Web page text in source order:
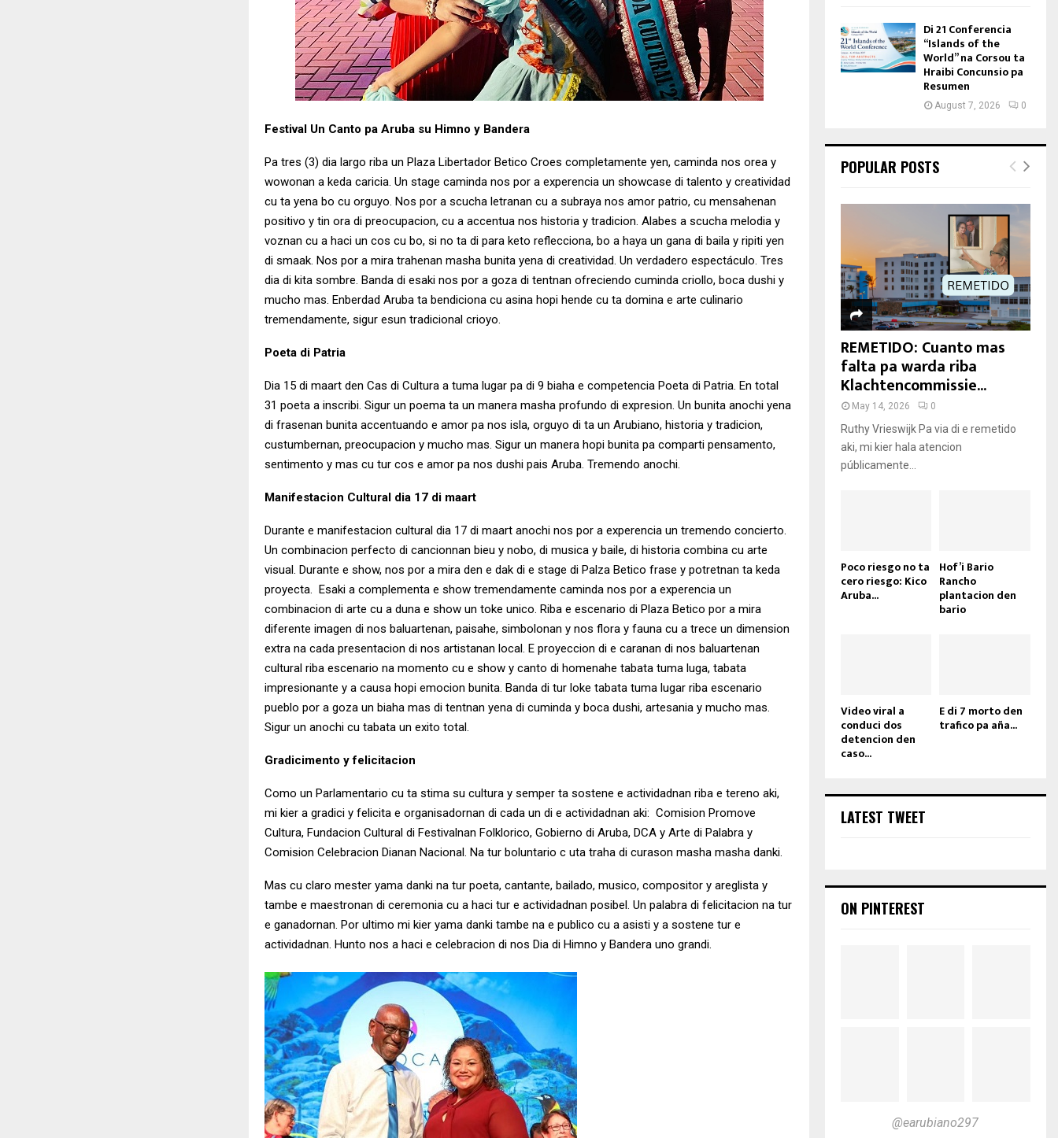
Festival Un Canto pa Aruba su Himno y Bandera
Pa tres (3) dia largo riba un Plaza Libertador Betico Croes completamente yen, caminda nos orea y
wowonan a keda caricia. Un stage caminda nos por a experencia un showcase di talento y creatividad
cu ta yena bo cu orguyo. Nos por a scucha letranan cu a subraya nos amor patrio, cu mensahenan
positivo y tin ora di preocupacion, cu a accentua nos historia y tradicion. Alabes a scucha melodia y
voznan cu a haci un cos cu bo, si no ta di para keto reflecciona, bo a haya un gana di baila y ripiti yen
di smaak. Nos por a mira trahenan masha bunita yena di creatividad. Un verdadero espectáculo. Tres
dia di kita sombre. Banda di esaki nos por a goza di tentnan ofreciendo cuminda criollo, boca dushi y
mucho mas. Enberdad Aruba ta bendiciona cu asina hopi hende cu ta domina e arte culinario
tremendamente, sigur esun tradicional crioyo.
Poeta di Patria
Dia 15 di maart den Cas di Cultura a tuma lugar pa di 9 biaha e competencia Poeta di Patria. En total
31 poeta a inscribi. Sigur un poema ta un manera masha profundo di expresion. Un bunita anochi yena
di frasenan bunita accentuando e amor pa nos isla, orguyo di ta un Arubiano, historia y tradicion,
custumbernan, preocupacion y mucho mas. Sigur un manera hopi bunita pa comparti pensamento,
sentimento y mas cu tur cos e amor pa nos dushi pais Aruba. Tremendo anochi.
Manifestacion Cultural dia 17 di maart
Durante e manifestacion cultural dia 17 di maart anochi nos por a experencia un tremendo concierto.
Un combinacion perfecto di cancionnan bieu y nobo, di musica y baile, di historia combina cu arte
visual. Durante e show, nos por a mira den e dak di e stage di Palza Betico frase y potretnan ta keda
proyecta. Esaki a complementa e show tremendamente caminda nos por a experencia un
combinacion di arte cu a duna e show un toke unico. Riba e escenario di Plaza Betico por a mira
diferente imagen di nos baluartenan, paisahe, simbolonan y nos flora y fauna cu a trece un dimension
extra na cada presentacion di nos artistanan local. E proyeccion di e caranan di nos baluartenan
cultural riba escenario na momento cu e show y canto di homenahe tabata tuma luga, tabata
impresionante y a causa hopi emocion bunita. Banda di tur loke tabata tuma lugar riba escenario
pueblo por a goza un biaha mas di tentnan yena di cuminda y boca dushi, artesania y mucho mas.
Sigur un anochi cu tabata un exito total.
Gradicimento y felicitacion
Como un Parlamentario cu ta stima su cultura y semper ta sostene e actividadnan riba e tereno aki,
mi kier a gradici y felicita e organisadornan di cada un di e actividadnan aki: Comision Promove
Cultura, Fundacion Cultural di Festivalnan Folklorico, Gobierno di Aruba, DCA y Arte di Palabra y
Comision Celebracion Dianan Nacional. Na tur boluntario c uta traha di curason masha masha danki.
Mas cu claro mester yama danki na tur poeta, cantante, bailado, musico, compositor y areglista y
tambe e maestronan di ceremonia cu a haci tur e actividadnan posibel. Un palabra di felicitacion na tur
e ganadornan. Por ultimo mi kier yama danki tambe na e publico cu a asisti y a sostene tur e
actividadnan. Hunto nos a haci e celebracion di nos Dia di Himno y Bandera uno grandi.
Di 21 Conferencia
“Islands of the
World” na Corsou ta
Hraibi Concunsio pa
Resumen
August 7, 2026 0
POPULAR POSTS
REMETIDO: Cuanto mas
falta pa warda riba
Klachtencommissie...
May 14, 2026 0
Ruthy Vrieswijk Pa via di e remetido
aki, mi kier hala atencion
públicamente...
Poco riesgo no ta
cero riesgo: Kico
Aruba...
Hof’i Bario
Rancho
plantacion den
bario
Video viral a
conduci dos
detencion den
caso...
E di 7 morto den
trafico pa aña...
LATEST TWEET
ON PINTEREST
@earubiano297